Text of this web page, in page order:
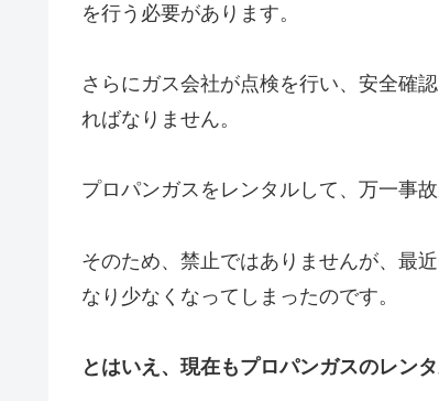
を行う必要があります。
さらにガス会社が点検を行い、安全確
ればなりません。
プロパンガスをレンタルして、万一事
そのため、禁止ではありませんが、最
なり少なくなってしまったのです。
とはいえ、現在もプロパンガスのレン